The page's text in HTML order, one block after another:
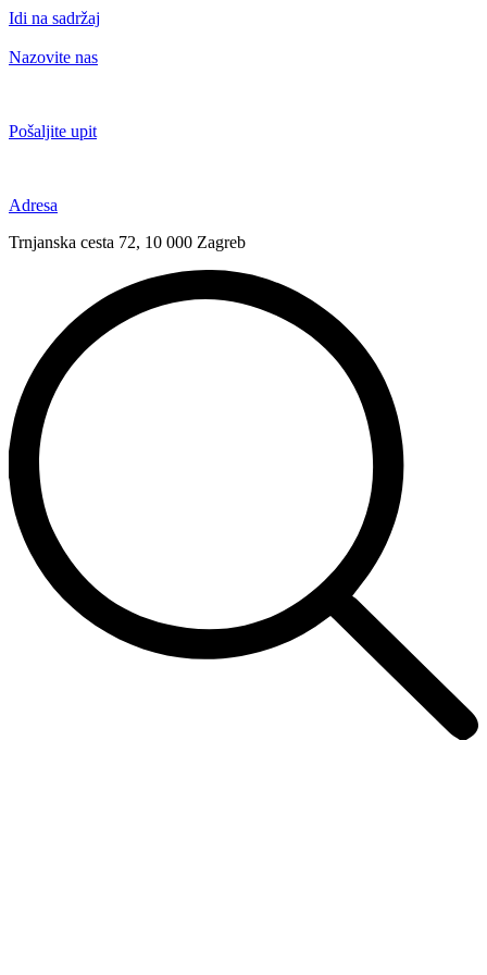
Idi na sadržaj
Nazovite nas
Pošaljite upit
Adresa
Trnjanska cesta 72, 10 000 Zagreb